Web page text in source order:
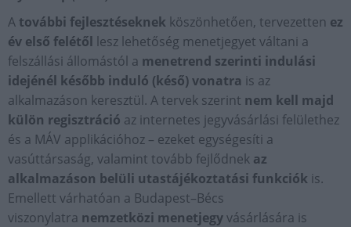
A további fejlesztéseknek köszönhetően, tervezetten ez
év első felétől lesz lehetőség menetjegyet váltani a
felszállási állomástól a menetrend szerinti indulási
idejénél később induló (késő) vonatra is az
alkalmazáson keresztül. A tervek szerint nem kell majd
külön regisztráció az internetes jegyvásárlási felülethez
és a MÁV applikációhoz – ezeket egységesíti a
vasúttársaság, valamint tovább fejlődnek az
alkalmazáson belüli utastájékoztatási funkciók is.
Emellett várhatóan a Budapest–Bécs
viszonylatra nemzetközi menetjegyvásárlására is